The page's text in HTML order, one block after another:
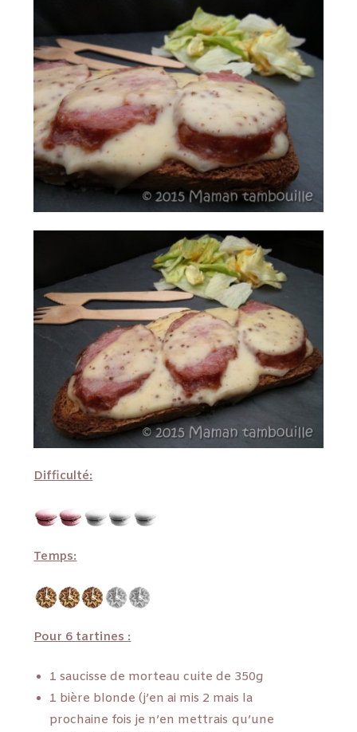
Difficulté:
Temps:
Pour 6 tartines :
1 saucisse de morteau cuite de 350g
1 bière blonde (j’en ai mis 2 mais la
prochaine fois je n’en mettrais qu’une